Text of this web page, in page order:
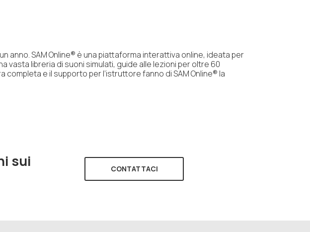
anno. SAM Online® è una piattaforma interattiva online, ideata per
vasta libreria di suoni simulati, guide alle lezioni per oltre 60
e il supporto per l’istruttore fanno di SAM Online® la
sui
CONTATTACI